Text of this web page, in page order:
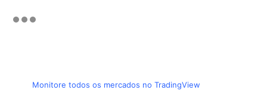
Monitore todos os mercados no TradingView